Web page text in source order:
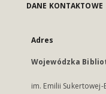
DANE KONTAKTOWE
Adres
Wojewódzka
im. Emilii